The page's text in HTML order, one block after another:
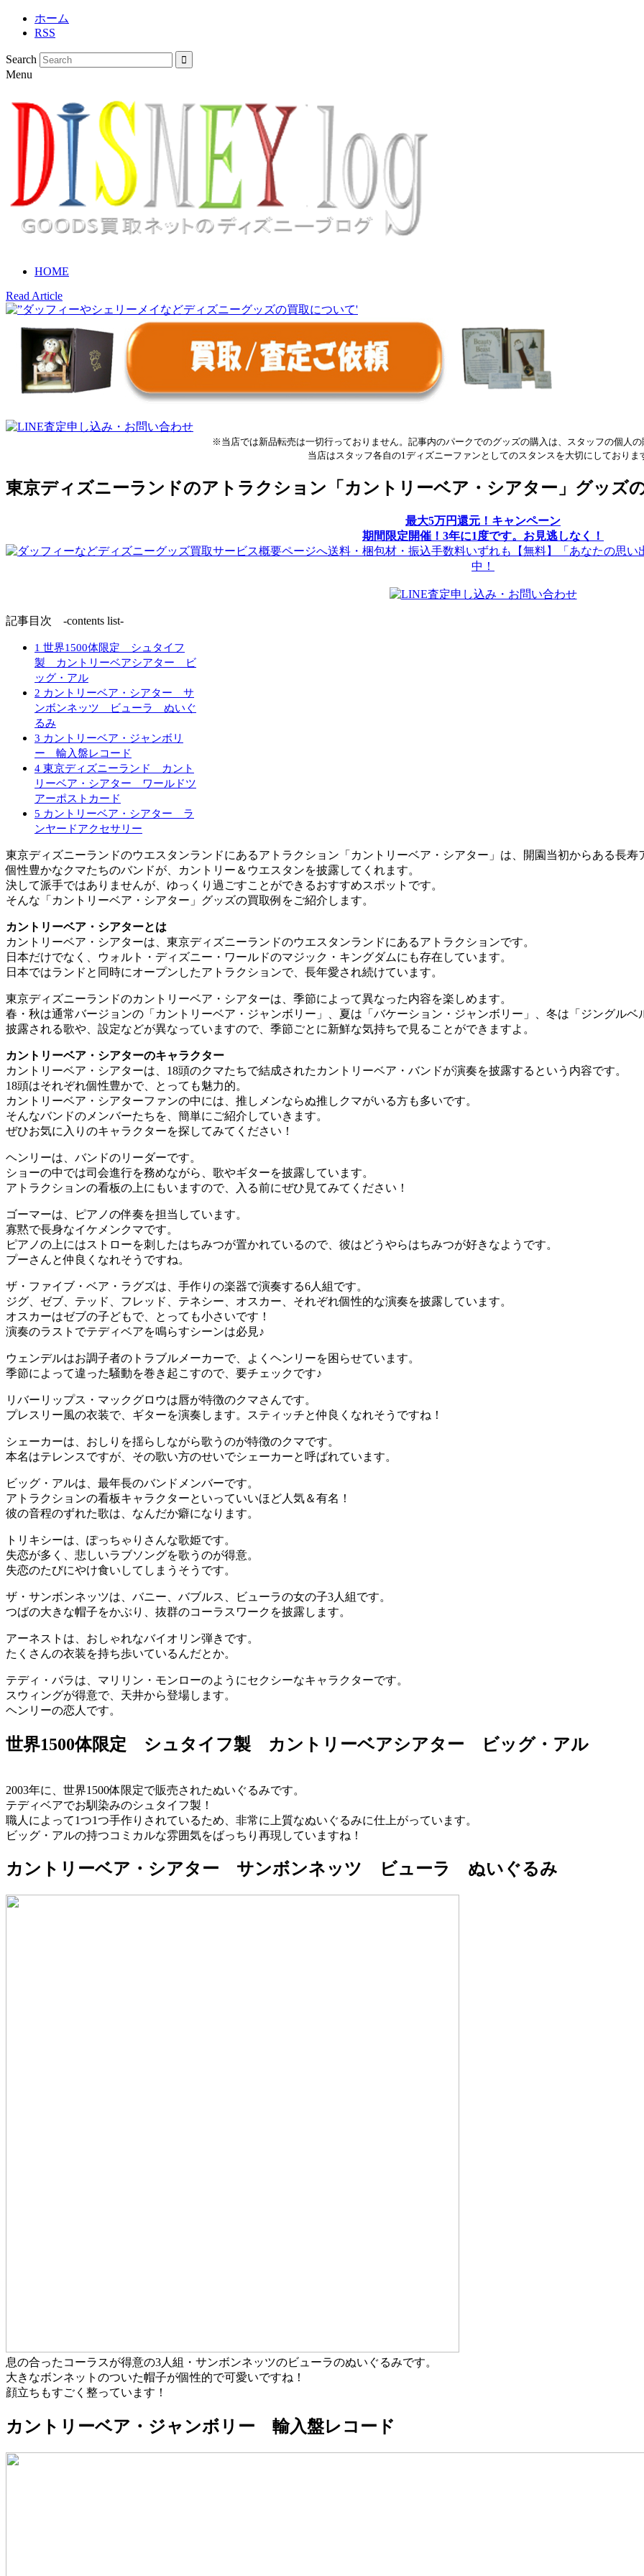
ホーム
RSS
Search
Menu
HOME
Read Article
※当店では新品転売は一切行っておりません。記事内のパークでのグッズの購入は、スタッフの個人の
当店はスタッフ各自の1ディズニーファンとしてのスタンスを大切にしておりま
東京ディズニーランドのアトラクション「カントリーベア・シアター」グッズ
最大5万円還元！キャンペーン
期間限定開催！3年に1度です。お見逃しなく！
送料・梱包材・振込手数料いずれも【無料】「あなたの思
中！
記事目次 -contents list-
1 世界1500体限定 シュタイフ
製 カントリーベアシアター ビ
ッグ・アル
2 カントリーベア・シアター サ
ンボンネッツ ビューラ ぬいぐ
るみ
3 カントリーベア・ジャンボリ
ー 輸入盤レコード
4 東京ディズニーランド カント
リーベア・シアター ワールドツ
アーポストカード
5 カントリーベア・シアター ラ
ンヤードアクセサリー
東京ディズニーランドのウエスタンランドにあるアトラクション「カントリーベア・シアター」は、開園当初からある長寿
個性豊かなクマたちのバンドが、カントリー＆ウエスタンを披露してくれます。
決して派手ではありませんが、ゆっくり過ごすことができるおすすめスポットです。
そんな「カントリーベア・シアター」グッズの買取例をご紹介します。
カントリーベア・シアターとは
カントリーベア・シアターは、東京ディズニーランドのウエスタンランドにあるアトラクションです。
日本だけでなく、ウォルト・ディズニー・ワールドのマジック・キングダムにも存在しています。
日本ではランドと同時にオープンしたアトラクションで、長年愛され続けています。
東京ディズニーランドのカントリーベア・シアターは、季節によって異なった内容を楽しめます。
春・秋は通常バージョンの「カントリーベア・ジャンボリー」、夏は「バケーション・ジャンボリー」、冬は「ジングルベ
披露される歌や、設定などが異なっていますので、季節ごとに新鮮な気持ちで見ることができますよ。
カントリーベア・シアターのキャラクター
カントリーベア・シアターは、18頭のクマたちで結成されたカントリーベア・バンドが演奏を披露するという内容です。
18頭はそれぞれ個性豊かで、とっても魅力的。
カントリーベア・シアターファンの中には、推しメンならぬ推しクマがいる方も多いです。
そんなバンドのメンバーたちを、簡単にご紹介していきます。
ぜひお気に入りのキャラクターを探してみてください！
ヘンリーは、バンドのリーダーです。
ショーの中では司会進行を務めながら、歌やギターを披露しています。
アトラクションの看板の上にもいますので、入る前にぜひ見てみてください！
ゴーマーは、ピアノの伴奏を担当しています。
寡黙で長身なイケメンクマです。
ピアノの上にはストローを刺したはちみつが置かれているので、彼はどうやらはちみつが好きなようです。
プーさんと仲良くなれそうですね。
ザ・ファイブ・ベア・ラグズは、手作りの楽器で演奏する6人組です。
ジグ、ゼブ、テッド、フレッド、テネシー、オスカー、それぞれ個性的な演奏を披露しています。
オスカーはゼブの子どもで、とっても小さいです！
演奏のラストでテディベアを鳴らすシーンは必見♪
ウェンデルはお調子者のトラブルメーカーで、よくヘンリーを困らせています。
季節によって違った騒動を巻き起こすので、要チェックです♪
リバーリップス・マックグロウは唇が特徴のクマさんです。
プレスリー風の衣装で、ギターを演奏します。スティッチと仲良くなれそうですね！
シェーカーは、おしりを揺らしながら歌うのが特徴のクマです。
本名はテレンスですが、その歌い方のせいでシェーカーと呼ばれています。
ビッグ・アルは、最年長のバンドメンバーです。
アトラクションの看板キャラクターといっていいほど人気＆有名！
彼の音程のずれた歌は、なんだか癖になります。
トリキシーは、ぽっちゃりさんな歌姫です。
失恋が多く、悲しいラブソングを歌うのが得意。
失恋のたびにやけ食いしてしまうそうです。
ザ・サンボンネッツは、バニー、バブルス、ビューラの女の子3人組です。
つばの大きな帽子をかぶり、抜群のコーラスワークを披露します。
アーネストは、おしゃれなバイオリン弾きです。
たくさんの衣装を持ち歩いているんだとか。
テディ・バラは、マリリン・モンローのようにセクシーなキャラクターです。
スウィングが得意で、天井から登場します。
ヘンリーの恋人です。
世界1500体限定 シュタイフ製 カントリーベアシアター ビッグ・アル
2003年に、世界1500体限定で販売されたぬいぐるみです。
テディベアでお馴染みのシュタイフ製！
職人によって1つ1つ手作りされているため、非常に上質なぬいぐるみに仕上がっています。
ビッグ・アルの持つコミカルな雰囲気をばっちり再現していますね！
カントリーベア・シアター サンボンネッツ ビューラ ぬいぐるみ
息の合ったコーラスが得意の3人組・サンボンネッツのビューラのぬいぐるみです。
大きなボンネットのついた帽子が個性的で可愛いですね！
顔立ちもすごく整っています！
カントリーベア・ジャンボリー 輸入盤レコード